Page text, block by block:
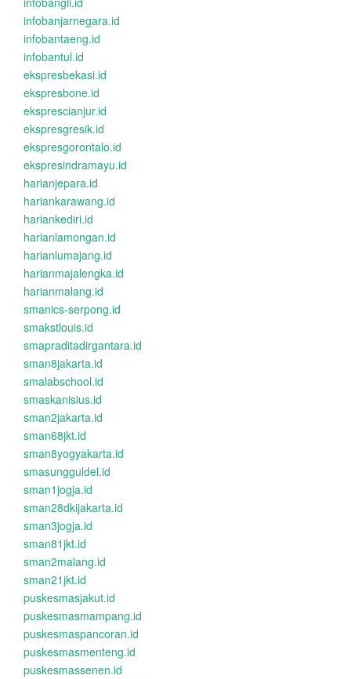
infobanjarnegara.id
infobantaeng.id
infobantul.id
ekspresbekasi.id
ekspresbone.id
eksprescianjur.id
ekspresgresik.id
ekspresgorontalo.id
ekspresindramayu.id
harianjepara.id
hariankarawang.id
hariankediri.id
harianlamongan.id
harianlumajang.id
harianmajalengka.id
harianmalang.id
smanics-serpong.id
smakstlouis.id
smapraditadirgantara.id
sman8jakarta.id
smalabschool.id
smaskanisius.id
sman2jakarta.id
sman68jkt.id
sman8yogyakarta.id
smasungguldel.id
sman1jogja.id
sman28dkijakarta.id
sman3jogja.id
sman81jkt.id
sman2malang.id
sman21jkt.id
puskesmasjakut.id
puskesmasmampang.id
puskesmaspancoran.id
puskesmasmenteng.id
puskesmassenen.id